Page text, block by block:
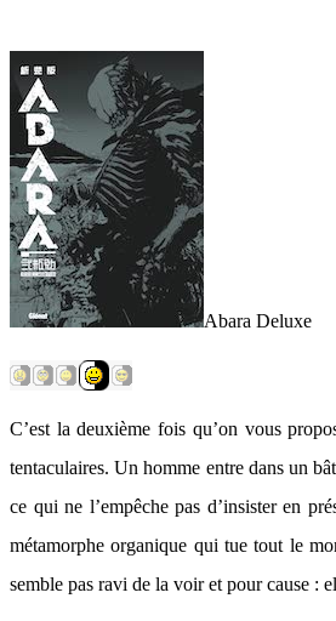
Abara Deluxe
C’est la deuxième fois qu’on vous
tentaculaires. Un homme entre dans un
ce qui ne l’empêche pas d’insister en
métamorphe organique qui tue tout le
semble pas ravi de la voir et pour cause :